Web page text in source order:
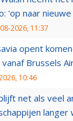
'op naar
2026, 11:37
opent
Brussels
10:46
net als veel
langer